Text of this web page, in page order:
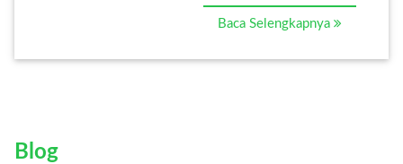
Baca Selengkapnya
Blog